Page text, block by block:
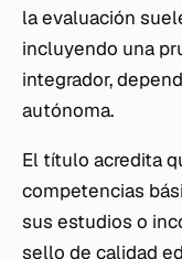
la evaluación
incluyendo una
integrador,
autónoma.
El título acredita
competencias
sus estudios o
sello de calidad